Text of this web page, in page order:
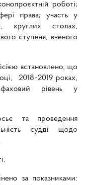
роботі;
права; участь у
круглих столах,
ступеня, вченого
встановлено, що
2018−2019 роках,
рівень у
та проведення
судді щодо
за показниками: